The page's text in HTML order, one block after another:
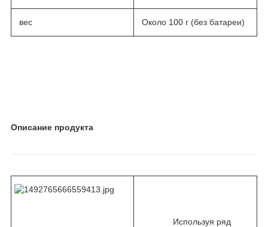
вес Около 100 г (без батареи)
Описание продукта
Используя ряд